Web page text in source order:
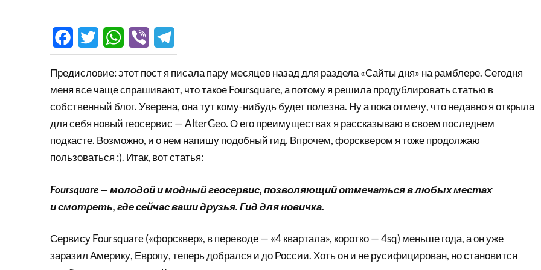
FacebookTwitter WhatsApp
Viber
Предисловие: этот пост я писала пару месяцев назад для раздела «Сайты дня» на рамблере. Сегодня
меня все чаще спрашивают, что такое Foursquare, а потому я решила продублировать статью в
собственный блог. Уверена, она тут кому-нибудь будет полезна. Ну а пока отмечу, что недавно я открыла
для себя новый геосервис — AlterGeo. О его преимуществах я рассказываю в своем последнем
подкасте. Возможно, и о нем напишу подобный гид. Впрочем, форсквером я тоже продолжаю
пользоваться :). Итак, вот статья:
Foursquare — молодой и модный геосервис, позволяющий отмечаться в любых местах
и смотреть, где сейчас ваши друзья. Гид для новичка.
Сервису Foursquare («форсквер», в переводе — «4 квартала», коротко — 4sq) меньше года, а он уже
заразил Америку, Европу, теперь добрался и до России. Хоть он и не русифицирован, но становится